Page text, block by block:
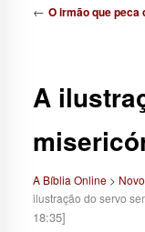
Navegação de posts
← O irmão que peca
A
A Bíblia Online>
ilustração do servo
18:35]